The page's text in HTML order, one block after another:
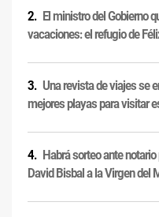
El ministro del Gobierno
vacaciones: el refugio de
Una revista de viajes se
mejores playas para visitar
Habrá sorteo ante
David Bisbal a la Virgen del